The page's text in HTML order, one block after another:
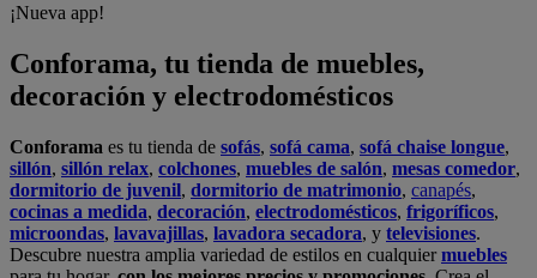
¡Nueva app!
Conforama, tu tienda de muebles,
decoración y electrodomésticos
Conforama es tu tienda de sofás, sofá cama, sofá chaise longue,
sillón, sillón relax, colchones, muebles de salón, mesas comedor,
dormitorio de juvenil, dormitorio de matrimonio, canapés,
cocinas a medida, decoración, electrodomésticos, frigoríficos,
microondas, lavavajillas, lavadora secadora, y televisiones.
Descubre nuestra amplia variedad de estilos en cualquiermuebles